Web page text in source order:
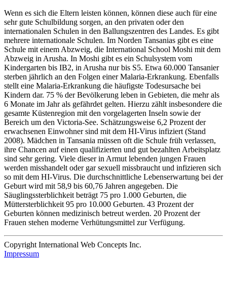
Wenn es sich die Eltern leisten können, können diese auch für eine
sehr gute Schulbildung sorgen, an den privaten oder den
internationalen Schulen in den Ballungszentren des Landes. Es gibt
mehrere internationale Schulen. Im Norden Tansanias gibt es eine
Schule mit einem Abzweig, die International School Moshi mit dem
Abzweig in Arusha. In Moshi gibt es ein Schulsystem vom
Kindergarten bis IB2, in Arusha nur bis S5. Etwa 60.000 Tansanier
sterben jährlich an den Folgen einer Malaria-Erkrankung. Ebenfalls
stellt eine Malaria-Erkrankung die häufigste Todesursache bei
Kindern dar. 75 % der Bevölkerung leben in Gebieten, die mehr als
6 Monate im Jahr als gefährdet gelten. Hierzu zählt insbesondere die
gesamte Küstenregion mit den vorgelagerten Inseln sowie der
Bereich um den Victoria-See. Schätzungsweise 6,2 Prozent der
erwachsenen Einwohner sind mit dem HI-Virus infiziert (Stand
2008). Mädchen in Tansania müssen oft die Schule früh verlassen,
ihre Chancen auf einen qualifizierten und gut bezahlten Arbeitsplatz
sind sehr gering. Viele dieser in Armut lebenden jungen Frauen
werden misshandelt oder gar sexuell missbraucht und infizieren sich
so mit dem HI-Virus. Die durchschnittliche Lebenserwartung bei der
Geburt wird mit 58,9 bis 60,76 Jahren angegeben. Die
Säuglingssterblichkeit beträgt 75 pro 1.000 Geburten, die
Müttersterblichkeit 95 pro 10.000 Geburten. 43 Prozent der
Geburten können medizinisch betreut werden. 20 Prozent der
Frauen stehen moderne Verhütungsmittel zur Verfügung.
Copyright International Web Concepts Inc.
Impressum